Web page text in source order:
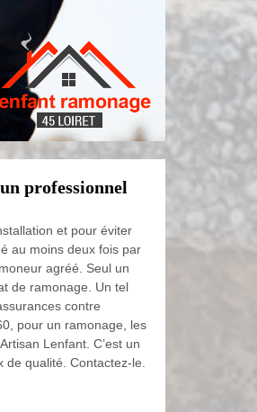
professionnel
et pour éviter
au moins deux fois par
agréé. Seul un
de ramonage. Un tel
contre
pour un ramonage, les
Lenfant. C’est un
qualité. Contactez-le.